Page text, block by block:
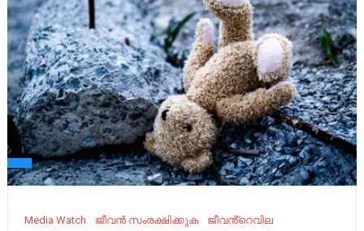
Media Watch ജീവൻ സംരക്ഷിക്കുക
ജീവൻ്റെവില